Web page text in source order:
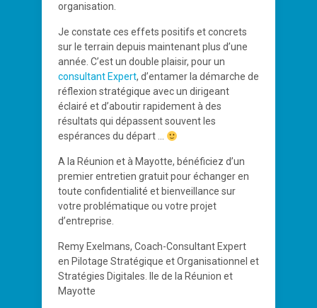
organisation.
Je constate ces effets positifs et concrets
sur le terrain depuis maintenant plus d’une
année. C’est un double plaisir, pour un
consultant Expert, d’entamer la démarche de
réflexion stratégique avec un dirigeant
éclairé et d’aboutir rapidement à des
résultats qui dépassent souvent les
espérances du départ …
A la Réunion et à Mayotte, bénéficiez d’un
premier entretien gratuit pour échanger en
toute confidentialité et bienveillance sur
votre problématique ou votre projet
d’entreprise.
Remy Exelmans, Coach-Consultant Expert
en Pilotage Stratégique et Organisationnel et
Stratégies Digitales. Ile de la Réunion et
Mayotte